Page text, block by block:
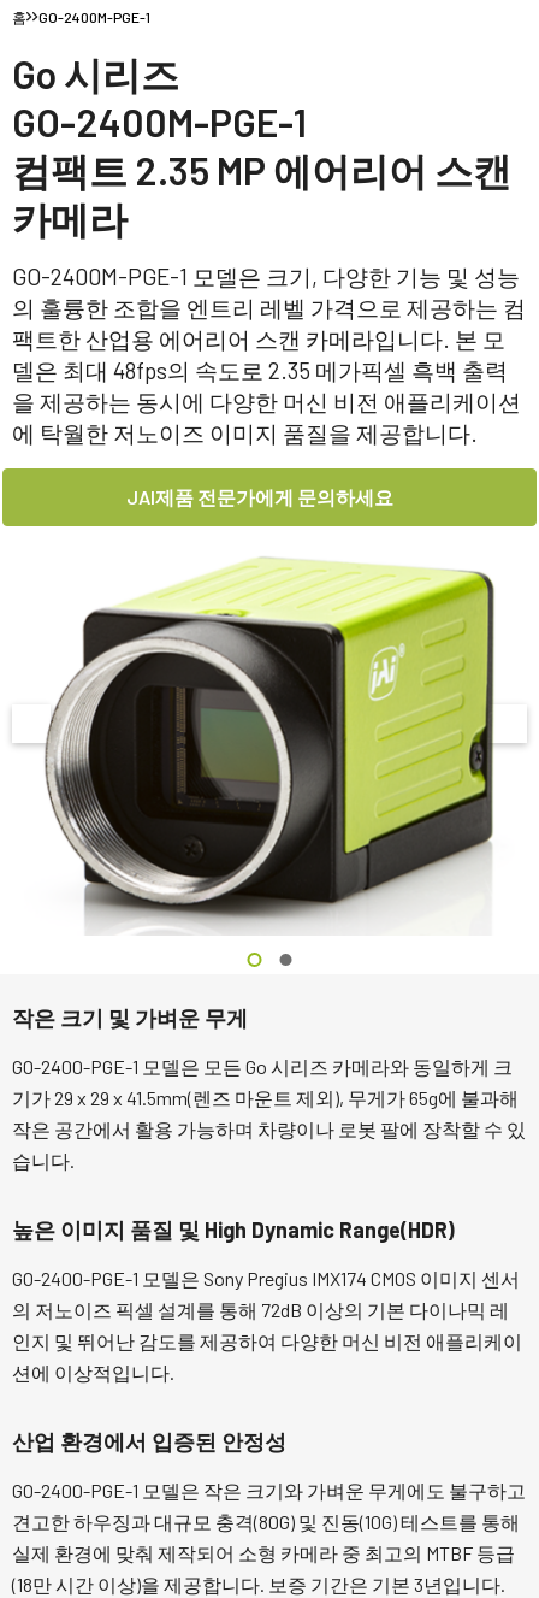
홈 GO-2400M-PGE-1
Go 시리즈
GO-2400M-PGE-1
컴팩트 2.35 MP 에어리어 스캔
카메라
GO-2400M-PGE-1 모델은 크기, 다양한 기능 및 성능
의 훌륭한 조합을 엔트리 레벨 가격으로 제공하는 컴
팩트한 산업용 에어리어 스캔 카메라입니다. 본 모
델은 최대 48fps의 속도로 2.35 메가픽셀 흑백 출력
을 제공하는 동시에 다양한 머신 비전 애플리케이션
에 탁월한 저노이즈 이미지 품질을 제공합니다.
JAI제품 전문가에게 문의하세요
작은 크기 및 가벼운 무게
GO-2400-PGE-1 모델은 모든 Go 시리즈 카메라와 동일하게 크
기가 29 x 29 x 41.5mm(렌즈 마운트 제외), 무게가 65g에 불과해
작은 공간에서 활용 가능하며 차량이나 로봇 팔에 장착할 수 있
습니다.
높은 이미지 품질 및 High Dynamic Range(HDR)
GO-2400-PGE-1 모델은 Sony Pregius IMX174 CMOS 이미지 센서
의 저노이즈 픽셀 설계를 통해 72dB 이상의 기본 다이나믹 레
인지 및 뛰어난 감도를 제공하여 다양한 머신 비전 애플리케이
션에 이상적입니다.
산업 환경에서 입증된 안정성
GO-2400-PGE-1 모델은 작은 크기와 가벼운 무게에도 불구하고
견고한 하우징과 대규모 충격(80G) 및 진동(10G) 테스트를 통해
실제 환경에 맞춰 제작되어 소형 카메라 중 최고의 MTBF 등급
(18만 시간 이상)을 제공합니다. 보증 기간은 기본 3년입니다.